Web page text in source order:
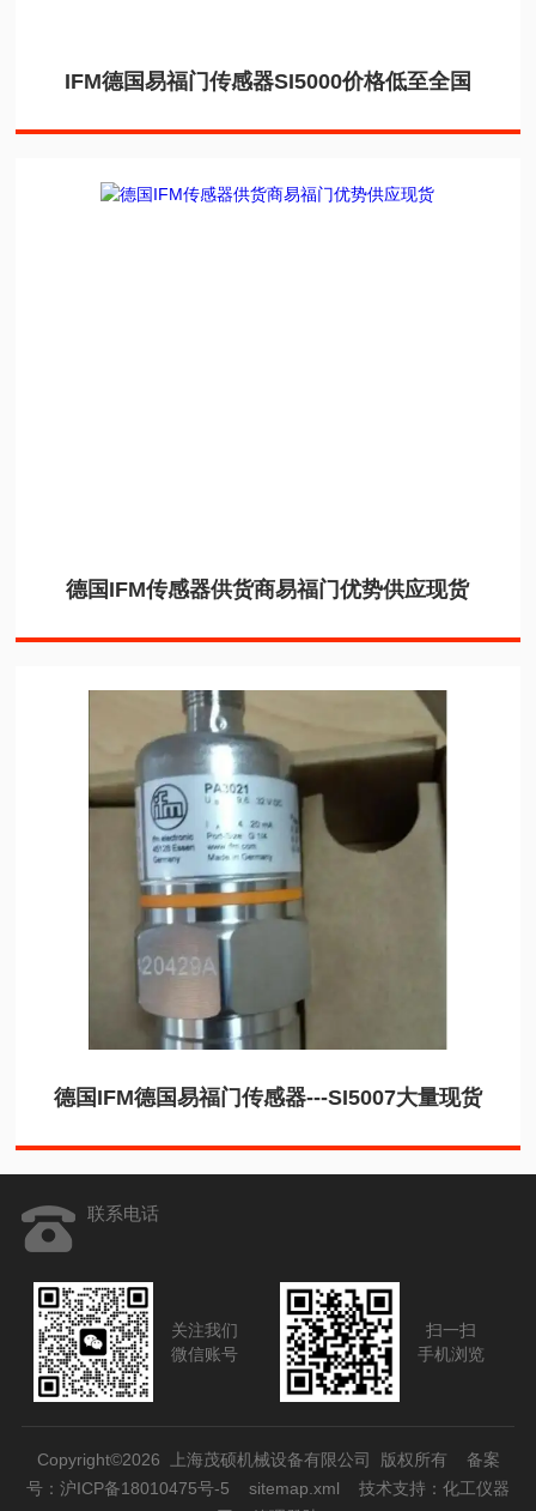
IFM德国易福门传感器SI5000价格低至全国
德国IFM传感器供货商易福门优势供应现货
德国IFM德国易福门传感器---SI5007大量现货
联系电话
关注我们
微信账号
扫一扫
手机浏览
Copyright©2026 上海茂硕机械设备有限公司 版权所有 备案
号：沪ICP备18010475号-5
sitemap.xml 技术支持： 化工仪器